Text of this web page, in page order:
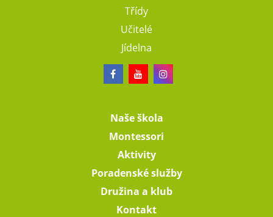
Třídy
Učitelé
Jídelna
Naše škola
Montessori
Aktivity
Poradenské služby
Družina a klub
Kontakt